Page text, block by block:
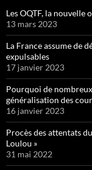
Les OQTF, la nouvelle
13 mars 2023
La France assume de
expulsables
17 janvier 2023
Pourquoi de
généralisation des
16 janvier 2023
Procès des attentats
Loulou »
31 mai 2022